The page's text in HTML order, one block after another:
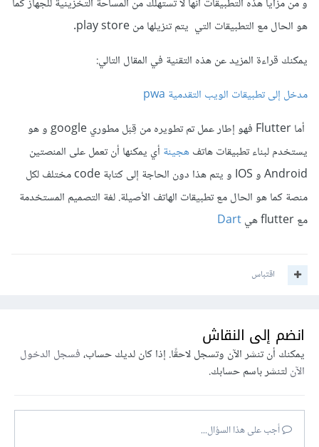
و من مزايا هذه التطبيقات أنها لا تستهلك من المساحة التخزينية للجهاز كما
هو الحال مع التطبيقات التي يتم تنزيلها من play store.
يمكنك قراءة المزيد عن هذه التقنية في المقال التالي:
مدخل إلى تطبيقات الويب التقدمية pwa
أما Flutter فهو إطار عمل تم تطويره من قِبَل مطوري google و هو
يستخدم لبناء تطبيقات هاتفهجينةأي يمكنها أن تعمل على المنصتين
Android و IOS و يتم هذا دون الحاجة إلى كتابة code مختلف لكل
منصة كما هو الحال مع تطبيقات الهاتف الأصيلة. لغة التصميم المستخدمة
مع flutter هي
Dart
اقتباس
انضم إلى النقاش
يمكنك أن تنشر الآن وتسجل لاحقًا. إذا كان لديك حساب،فسجل الدخول
الآنلتنشر باسم حسابك.
أجب على هذا السؤال...